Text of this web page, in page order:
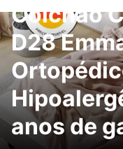
Colchão
D28
anos de